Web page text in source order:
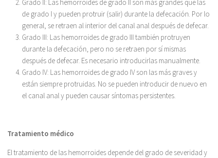
Grado II: Las hemorroides de grado II son más grandes que las
de grado I y pueden protruir (salir) durante la defecación. Por lo
general, se retraen al interior del canal anal después de defecar.
Grado III: Las hemorroides de grado III también protruyen
durante la defecación, pero no se retraen por sí mismas
después de defecar. Es necesario introducirlas manualmente.
Grado IV: Las hemorroides de grado IV son las más graves y
están siempre protruidas. No se pueden introducir de nuevo en
el canal anal y pueden causar síntomas persistentes.
Tratamiento médico
El tratamiento de las hemorroides depende del grado de severidad y